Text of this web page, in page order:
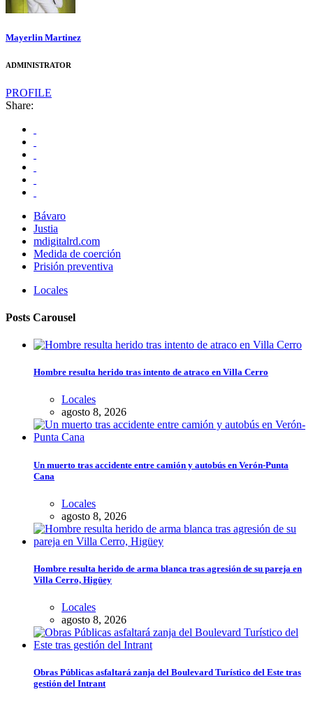
Mayerlin Martinez
ADMINISTRATOR
PROFILE
Share:
Bávaro
Justia
mdigitalrd.com
Medida de coerción
Prisión preventiva
Locales
Posts Carousel
Hombre resulta herido tras intento de atraco en Villa Cerro
Locales
agosto 8, 2026
Un muerto tras accidente entre camión y autobús en Verón-Punta
Cana
Locales
agosto 8, 2026
Hombre resulta herido de arma blanca tras agresión de su pareja en
Villa Cerro, Higüey
Locales
agosto 8, 2026
Obras Públicas asfaltará zanja del Boulevard Turístico del Este tras
gestión del Intrant